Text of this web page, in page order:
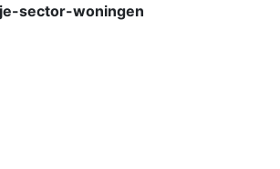
sector-woningen